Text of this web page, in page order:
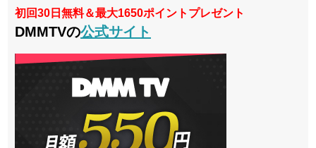
初回30日無料＆最大1650ポイントプレゼント
DMMTVの公式サイト